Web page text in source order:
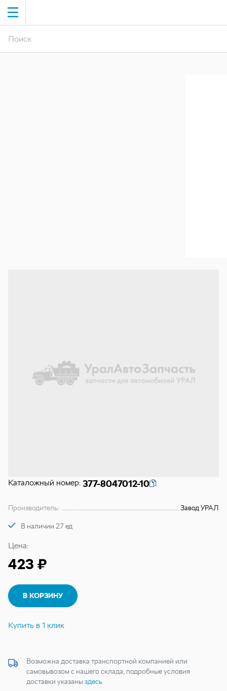
Каталожный номер: 377-8047012-10
Производитель: Завод УРАЛ
В наличии 27 ед
Цена:
423 ₽
В КОРЗИНУ
Купить в 1 клик
Возможна доставка транспортной компанией или
самовывозом с нашего склада, подробные условия
доставки указаныздесь